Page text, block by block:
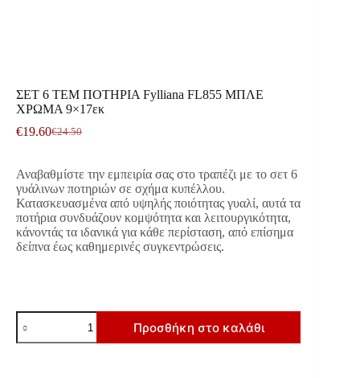
ΣΕΤ 6 ΤΕΜ ΠΟΤΗΡΙΑ Fylliana FL855 ΜΠΛΕ
ΧΡΩΜΑ 9×17εκ
€24.50
Original
was:
€24.50.
€19.60Η
τιμή
είναι:
€19.60.
Αναβαθμίστε την εμπειρία σας στο τραπέζι με το σετ 6
γυάλινων ποτηριών σε σχήμα κυπέλλου.
Κατασκευασμένα από υψηλής ποιότητας γυαλί, αυτά τα
ποτήρια συνδυάζουν κομψότητα και λειτουργικότητα,
κάνοντάς τα ιδανικά για κάθε περίσταση, από επίσημα
δείπνα έως καθημερινές συγκεντρώσεις.
ΣΕΤ
ΤΕΜ
Προσθήκη στο καλάθι